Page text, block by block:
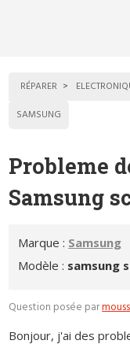
RÉPARER
SAMSUNG
Probleme
Samsung
Marque : Samsung
Modèle : samsung
Question posée par
Bonjour, j'ai des